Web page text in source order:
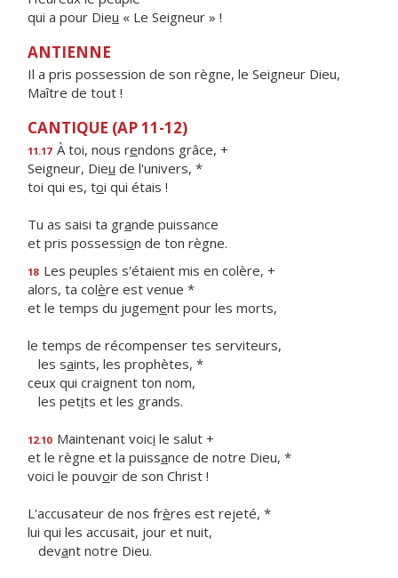
qui a pour Dieu « Le Seigneur » !
ANTIENNE
Il a pris possession de son règne, le Seigneur Dieu,
Maître de tout !
CANTIQUE (AP 11-12)
11.17 À toi, nous rendons grâce, +
Seigneur, Dieu de l'univers, *
toi qui es, toi qui étais !
Tu as saisi ta grande puissance
et pris possession de ton règne.
18 Les peuples s'étaient mis en colère, +
alors, ta colère est venue *
et le temps du jugement pour les morts,
le temps de récompenser tes serviteurs,
les saints, les prophètes, *
ceux qui craignent ton nom,
les petits et les grands.
12.10 Maintenant voici le salut +
et le règne et la puissance de notre Dieu, *
voici le pouvoir de son Christ !
L'accusateur de nos frères est rejeté, *
lui qui les accusait, jour et nuit,
devant notre Dieu.